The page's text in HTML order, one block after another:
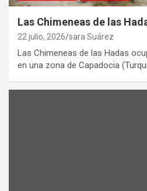
Las Chimeneas de las
22 julio, 2026 sara Suárez
Las Chimeneas de las Hadas
en una zona de Capadocia